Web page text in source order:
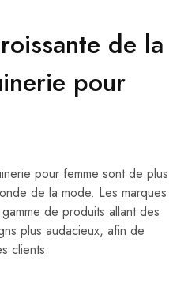
de la
pour
pour femme sont de plus
de la mode. Les marques
de produits allant des
plus audacieux, afin de
clients.